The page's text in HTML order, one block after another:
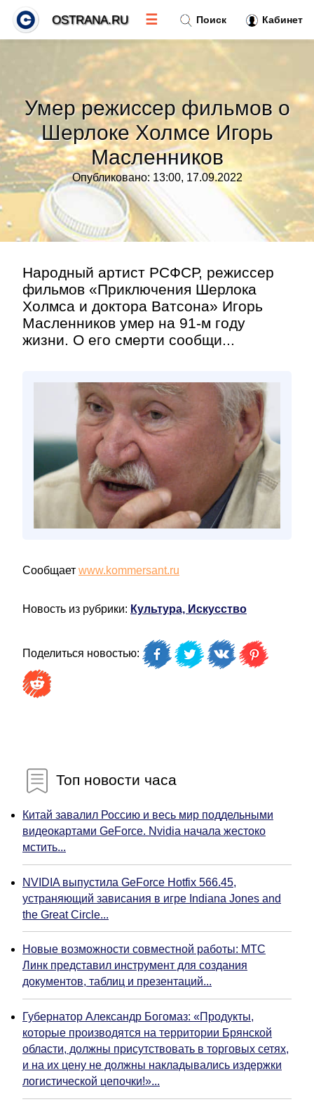
Умер режиссер фильмов о
Шерлоке Холмсе Игорь
Масленников
Опубликовано: 13:00, 17.09.2022
Народный артист РСФСР, режиссер
фильмов «Приключения Шерлока
Холмса и доктора Ватсона» Игорь
Масленников умер на 91-м году
жизни. О его смерти сообщи...
Сообщает www.kommersant.ru
Новость из рубрики: Культура, Искусство
Поделиться новостью:
Топ новости часа
Китай завалил Россию и весь мир поддельными
видеокартами GeForce. Nvidia начала жестоко
мстить...
NVIDIA выпустила GeForce Hotfix 566.45,
устраняющий зависания в игре Indiana Jones and
the Great Circle...
Новые возможности совместной работы: МТС
Линк представил инструмент для создания
документов, таблиц и презентаций...
Губернатор Александр Богомаз: «Продукты,
которые производятся на территории Брянской
области, должны присутствовать в торговых сетях,
и на их цену не должны накладывались издержки
логистической цепочки!»...
Поиск Кабинет
OSTRANA.RU ☰
Тренды новостей»
Рубрики»
Правила
Контакт»